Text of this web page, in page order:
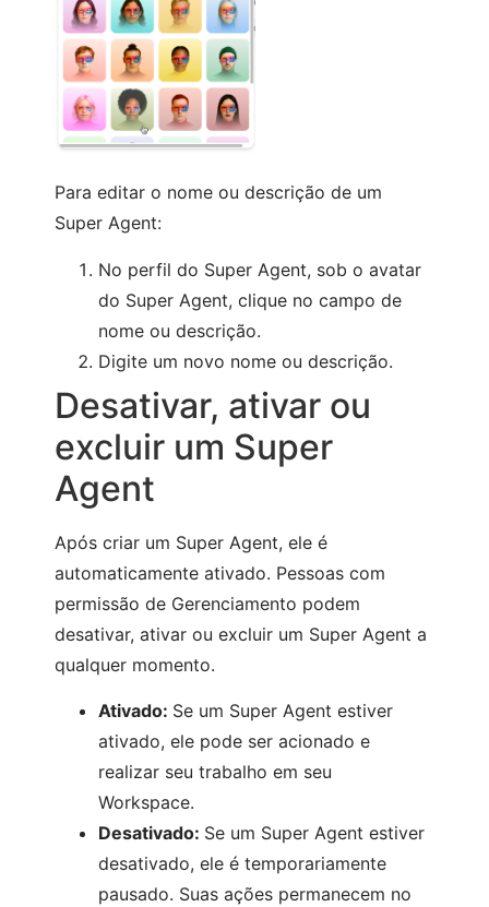
Para editar o nome ou descrição de um
Super Agent:
No perfil do Super Agent, sob o avatar
do Super Agent, clique no campo de
nome ou descrição.
Digite um novo nome ou descrição.
Desativar, ativar ou
excluir um Super
Agent
Após criar um Super Agent, ele é
automaticamente ativado. Pessoas com
permissão de Gerenciamento podem
desativar, ativar ou excluir um Super Agent a
qualquer momento.
Ativado: Se um Super Agent estiver
ativado, ele pode ser acionado e
realizar seu trabalho em seu
Workspace.
Desativado: Se um Super Agent estiver
desativado, ele é temporariamente
pausado. Suas ações permanecem no